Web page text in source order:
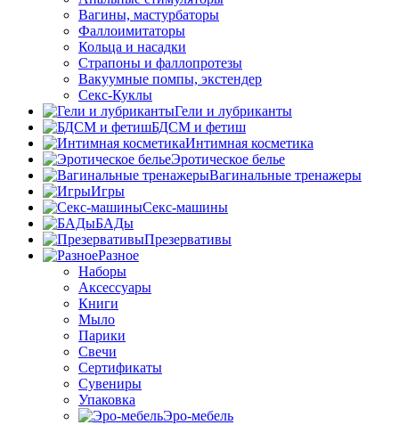
Вагины, мастурбаторы
Фаллоимитаторы
Кольца и насадки
Страпоны и фаллопротезы
Вакуумные помпы, экстендер
Секс-Куклы
Гели и лубриканты
БДСМ и фетиш
Интимная косметика
Эротическое белье
Вагинальные тренажеры
Игры
Секс-машины
БАДы
Презервативы
Разное
Наборы
Аксессуары
Книги
Мыло
Парики
Свечи
Сертификаты
Сувениры
Упаковка
Эро-мебель